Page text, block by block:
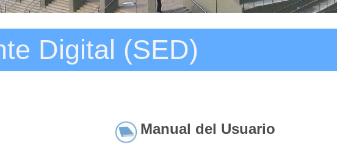
Digital (SED)
Manual del Usuario